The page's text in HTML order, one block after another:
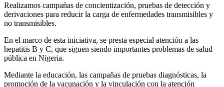
Realizamos campañas de concientización, pruebas de detección y
derivaciones para reducir la carga de enfermedades transmisibles y
no transmisibles.
En el marco de esta iniciativa, se presta especial atención a las
hepatitis B y C, que siguen siendo importantes problemas de salud
pública en Nigeria.
Mediante la educación, las campañas de pruebas diagnósticas, la
promoción de la vacunación y la vinculación con la atención